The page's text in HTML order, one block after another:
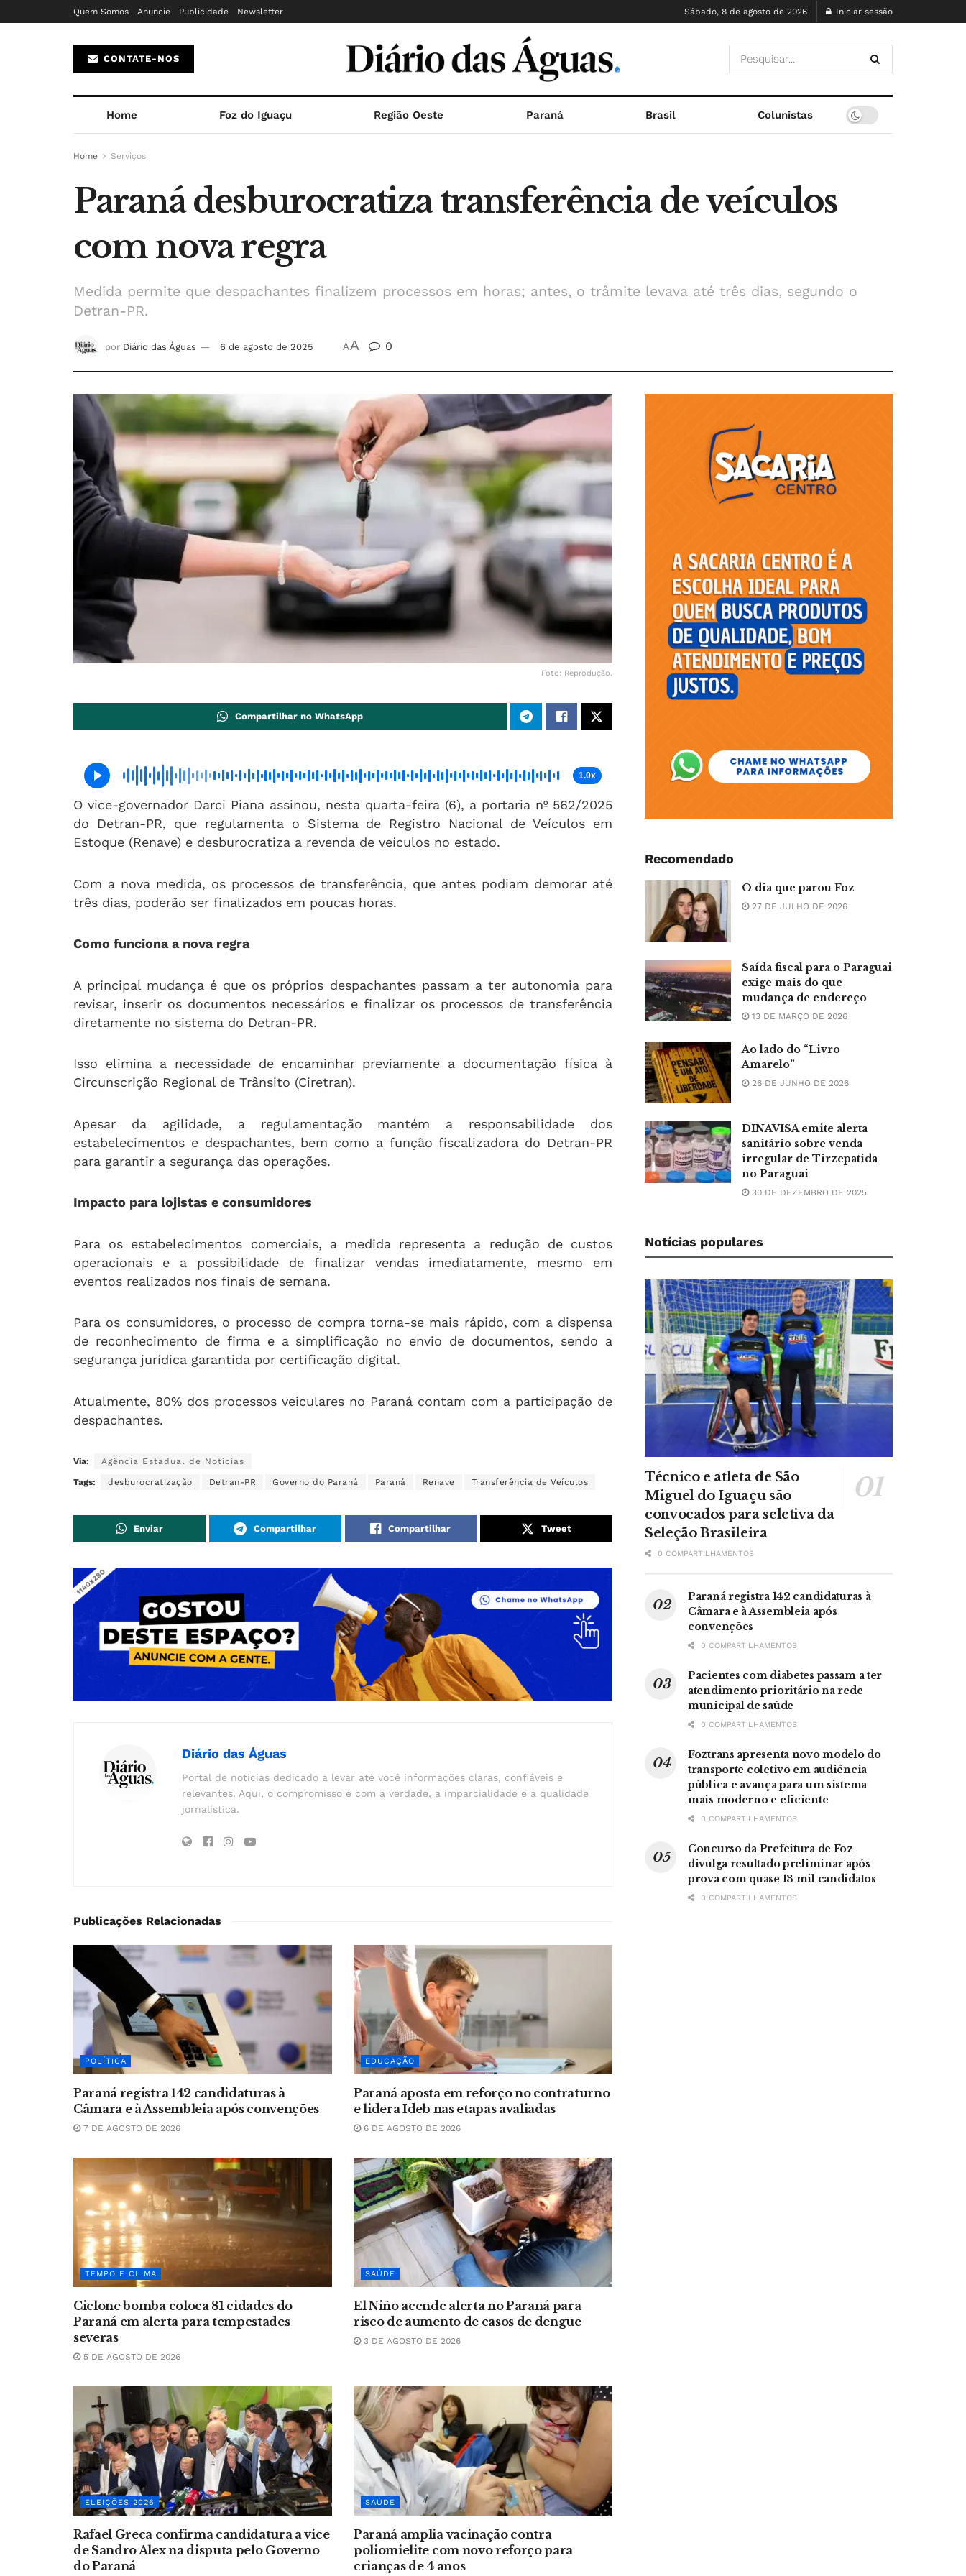
Quem Somos Anuncie Publicidade Newsletter Sábado, 8 de agosto de 2026 Iniciar sessão
CONTATE-NOS
Home Foz do Iguaçu Região Oeste Paraná Brasil Colunistas
Home Serviços
Paraná desburocratiza transferência de veículos
com nova regra
Medida permite que despachantes finalizem processos em horas; antes, o trâmite levava até três dias, segundo o
Detran-PR.
por Diário das Águas 6 de agosto de 2025 AA 0
Foto: Reprodução.
Compartilhar no WhatsApp
1.0x
O vice-governador Darci Piana assinou, nesta quarta-feira (6), a portaria nº 562/2025
do Detran-PR, que regulamenta o Sistema de Registro Nacional de Veículos em
Estoque (Renave) e desburocratiza a revenda de veículos no estado.
Com a nova medida, os processos de transferência, que antes podiam demorar até
três dias, poderão ser finalizados em poucas horas.
Como funciona a nova regra
A principal mudança é que os próprios despachantes passam a ter autonomia para
revisar, inserir os documentos necessários e finalizar os processos de transferência
diretamente no sistema do Detran-PR.
Isso elimina a necessidade de encaminhar previamente a documentação física à
Circunscrição Regional de Trânsito (Ciretran).
Apesar da agilidade, a regulamentação mantém a responsabilidade dos
estabelecimentos e despachantes, bem como a função fiscalizadora do Detran-PR
para garantir a segurança das operações.
Impacto para lojistas e consumidores
Para os estabelecimentos comerciais, a medida representa a redução de custos
operacionais e a possibilidade de finalizar vendas imediatamente, mesmo em
eventos realizados nos finais de semana.
Para os consumidores, o processo de compra torna-se mais rápido, com a dispensa
de reconhecimento de firma e a simplificação no envio de documentos, sendo a
segurança jurídica garantida por certificação digital.
Atualmente, 80% dos processos veiculares no Paraná contam com a participação de
despachantes.
Via: Agência Estadual de Notícias
Tags: desburocratização Detran-PR Governo do Paraná Paraná Renave Transferência de Veículos
Enviar Compartilhar Compartilhar Tweet
Diário das Águas
Portal de notícias dedicado a levar até você informações claras, confiáveis e
relevantes. Aqui, o compromisso é com a verdade, a imparcialidade e a qualidade
jornalística.
Publicações Relacionadas
POLÍTICA
Paraná registra 142 candidaturas à
Câmara e à Assembleia após convenções
7 DE AGOSTO DE 2026
EDUCAÇÃO
Paraná aposta em reforço no contraturno
e lidera Ideb nas etapas avaliadas
6 DE AGOSTO DE 2026
TEMPO E CLIMA
Ciclone bomba coloca 81 cidades do
Paraná em alerta para tempestades
severas
5 DE AGOSTO DE 2026
SAÚDE
El Niño acende alerta no Paraná para
risco de aumento de casos de dengue
3 DE AGOSTO DE 2026
ELEIÇÕES 2026
Rafael Greca confirma candidatura a vice
de Sandro Alex na disputa pelo Governo
do Paraná
SAÚDE
Paraná amplia vacinação contra
poliomielite com novo reforço para
crianças de 4 anos
Recomendado
O dia que parou Foz
27 DE JULHO DE 2026
Saída fiscal para o Paraguai
exige mais do que
mudança de endereço
13 DE MARÇO DE 2026
Ao lado do “Livro
Amarelo”
26 DE JUNHO DE 2026
DINAVISA emite alerta
sanitário sobre venda
irregular de Tirzepatida
no Paraguai
30 DE DEZEMBRO DE 2025
Notícias populares
Técnico e atleta de São
Miguel do Iguaçu são
convocados para seletiva da
Seleção Brasileira
0 COMPARTILHAMENTOS
Paraná registra 142 candidaturas à
Câmara e à Assembleia após
convenções
0 COMPARTILHAMENTOS
Pacientes com diabetes passam a ter
atendimento prioritário na rede
municipal de saúde
0 COMPARTILHAMENTOS
Foztrans apresenta novo modelo do
transporte coletivo em audiência
pública e avança para um sistema
mais moderno e eficiente
0 COMPARTILHAMENTOS
Concurso da Prefeitura de Foz
divulga resultado preliminar após
prova com quase 13 mil candidatos
0 COMPARTILHAMENTOS